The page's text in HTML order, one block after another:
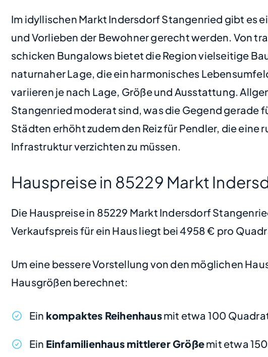
Im idyllischen Markt Indersdorf Stangenried gibt es
und Vorlieben der Bewohner gerecht werden. Von
schicken Bungalows bietet die Region vielseitige
naturnaher Lage, die ein harmonisches
variieren je nach Lage, Größe und Ausstattung.
Stangenried moderat sind, was die Gegend gerade
Städten erhöht zudem den Reiz für Pendler, die
Infrastruktur verzichten zu müssen.
Hauspreise in 85229 Markt
Die Hauspreise in 85229 Markt Indersdorf
Verkaufspreis für ein Haus liegt bei 4958 € pro
Um eine bessere Vorstellung von den möglichen
Hausgrößen berechnet:
Ein kompaktes Reihenhausmit etwa 100
Ein Einfamilienhaus mittlerer Größemit etwa